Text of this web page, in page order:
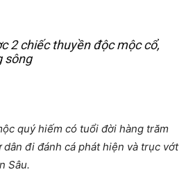
2 chiếc thuyền độc mộc cổ,
sông
quý hiếm có tuổi đời hàng trăm
dân đi đánh cá phát hiện và trục vớt
Sâu.